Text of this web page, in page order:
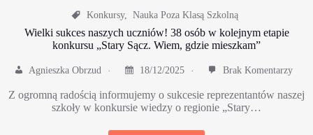
Konkursy, Nauka Poza Klasą Szkolną
Wielki sukces naszych uczniów! 38 osób w kolejnym etapie
konkursu „Stary Sącz. Wiem, gdzie mieszkam”
Agnieszka Obrzud 18/12/2025 Brak Komentarzy
​Z ogromną radością informujemy o sukcesie reprezentantów naszej
szkoły w konkursie wiedzy o regionie „Stary…